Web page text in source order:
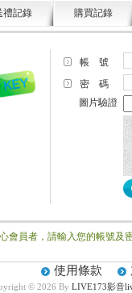
禮記錄 購買記錄
帳 號
密 碼
圖片驗證
會員者，請輸入您的帳號及
使用條款
© 2026 By LIVE173影音